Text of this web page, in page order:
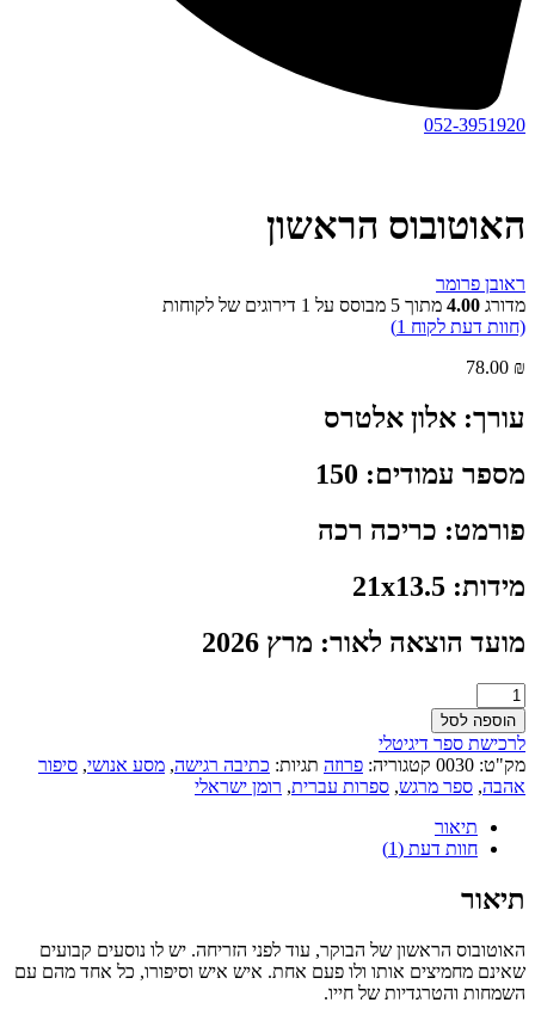
052-3951920
האוטובוס הראשון
ראובן פרומר
מדורג 4.00 מתוך 5 מבוסס על 1 דירוגים של לקוחות
(חוות דעת לקוח 1
)
78.00 ₪
עורך: אלון אלטרס
מספר עמודים: 150
פורמט: כריכה רכה
מידות: 21x13.5
מועד הוצאה לאור: מרץ 2026
כמות
של
האוטובוס
הראשון
הוספה לסל
לרכישת ספר דיגיטלי
מק"ט: 0030 קטגוריה: פרוזה תגיות: כתיבה רגישה, מסע אנושי, סיפור
אהבה, ספר מרגש, ספרות עברית, רומן ישראלי
תיאור
חוות דעת (1)
תיאור
האוטובוס הראשון של הבוקר, עוד לפני הזריחה. יש לו נוסעים קבועים
שאינם מחמיצים אותו ולו פעם אחת. איש איש וסיפורו, כל אחד מהם עם
השמחות והטרגדיות של חייו.